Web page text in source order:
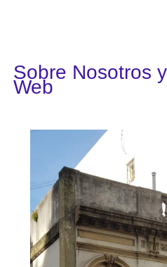
Sobre Nosotros
Web